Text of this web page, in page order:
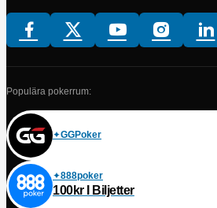
Populära pokerrum:
GGPoker
888poker
100kr I Biljetter